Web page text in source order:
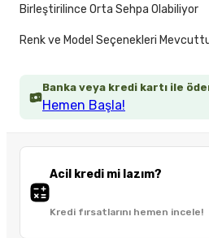
Banka veya kredi kartı ile
Hemen Başla!
Acil kredi mi lazım?
Kredi fırsatlarını hemen incele!
Birleştirilince Orta Sehpa Olabiliyor
Renk ve Model Seçenekleri